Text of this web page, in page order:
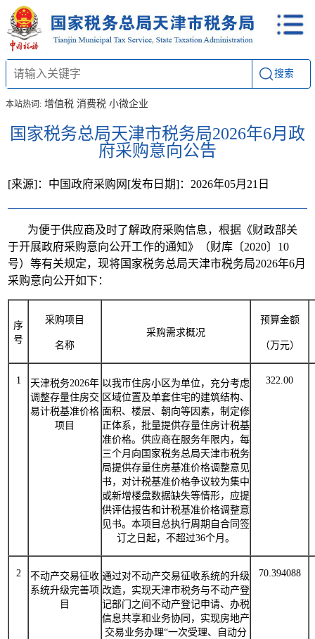
搜索
本站热词: 增值税 消费税 小微企业
国家税务总局天津市税务局2026年6月政
府采购意向公告
[发布日期]：2026年05月21日
[来源]：中国政府采购网
为便于供应商及时了解政府采购信息，根据《财政部关
于开展政府采购意向公开工作的通知》（财库〔2020〕10
号）等有关规定，现将国家税务总局天津市税务局2026年6月
采购意向公开如下：
序
号
采购项目
名称
采购需求概况
预算金额
（万元）
1 天津税务2026年
调整存量住房交
易计税基准价格
项目
以我市住房小区为单位，充分考虑
区域位置及单套住宅的建筑结构、
面积、楼层、朝向等因素，制定修
正体系，批量提供存量住房计税基
准价格。供应商在服务年限内，每
三个月向国家税务总局天津市税务
局提供存量住房基准价格调整意见
书，对计税基准价格争议较为集中
或新增楼盘数据缺失等情形，应提
供评估报告和计税基准价格调整意
见书。本项目总执行周期自合同签
订之日起，不超过36个月。
322.00
2
不动产交易征收
系统升级完善项
目
通过对不动产交易征收系统的升级
改造，实现天津市税务与不动产登
记部门之间不动产登记申请、办税
信息共享和业务协同，实现房地产
交易业务办理“一次受理、自动分
70.394088